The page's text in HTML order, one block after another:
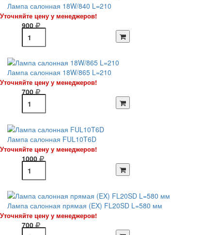
Лампа салонная 18W/840 L=210
Уточняйте цену у менеджеров!
900
Лампа салонная 18W/865 L=210
Уточняйте цену у менеджеров!
700
Лампа салонная FUL10T6D
Уточняйте цену у менеджеров!
1000
Лампа салонная прямая (EX) FL20SD L=580 мм
Уточняйте цену у менеджеров!
700